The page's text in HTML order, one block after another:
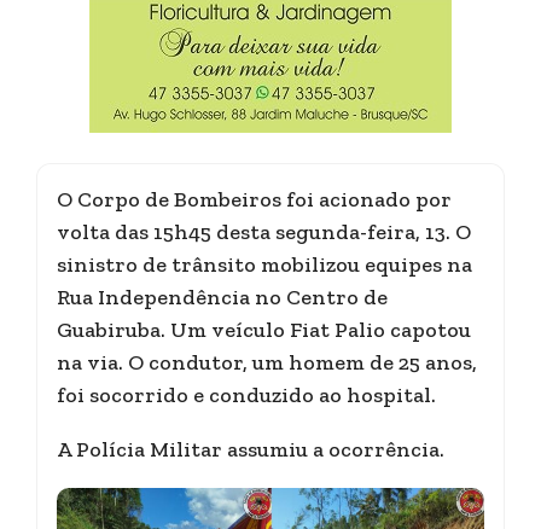
O Corpo de Bombeiros foi acionado por
volta das 15h45 desta segunda-feira, 13. O
sinistro de trânsito mobilizou equipes na
Rua Independência no Centro de
Guabiruba. Um veículo Fiat Palio capotou
na via. O condutor, um homem de 25 anos,
foi socorrido e conduzido ao hospital.
A Polícia Militar assumiu a ocorrência.